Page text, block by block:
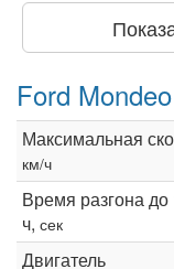
Ford
Максимальная
км/ч
Время разгона до
ч, сек
Двигатель